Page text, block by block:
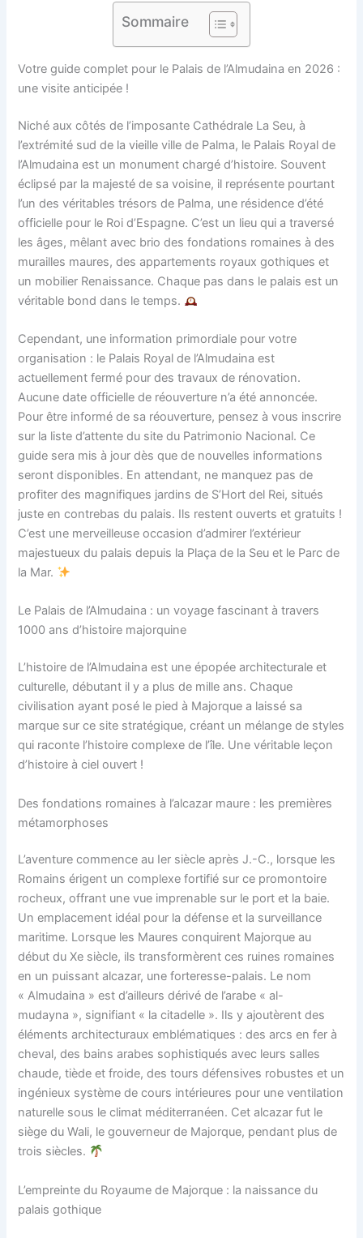
Sommaire
Votre guide complet pour le Palais de l’Almudaina en 2026 :
une visite anticipée !
Niché aux côtés de l’imposante Cathédrale La Seu, à
l’extrémité sud de la vieille ville de Palma, le Palais Royal de
l’Almudaina est un monument chargé d’histoire. Souvent
éclipsé par la majesté de sa voisine, il représente pourtant
l’un des véritables trésors de Palma, une résidence d’été
officielle pour le Roi d’Espagne. C’est un lieu qui a traversé
les âges, mêlant avec brio des fondations romaines à des
murailles maures, des appartements royaux gothiques et
un mobilier Renaissance. Chaque pas dans le palais est un
véritable bond dans le temps.
Cependant, une information primordiale pour votre
organisation : le Palais Royal de l’Almudaina est
actuellement fermé pour des travaux de rénovation.
Aucune date officielle de réouverture n’a été annoncée.
Pour être informé de sa réouverture, pensez à vous inscrire
sur la liste d’attente du site du Patrimonio Nacional. Ce
guide sera mis à jour dès que de nouvelles informations
seront disponibles. En attendant, ne manquez pas de
profiter des magnifiques jardins de S’Hort del Rei, situés
juste en contrebas du palais. Ils restent ouverts et gratuits !
C’est une merveilleuse occasion d’admirer l’extérieur
majestueux du palais depuis la Plaça de la Seu et le Parc de
la Mar.
Le Palais de l’Almudaina : un voyage fascinant à travers
1000 ans d’histoire majorquine
L’histoire de l’Almudaina est une épopée architecturale et
culturelle, débutant il y a plus de mille ans. Chaque
civilisation ayant posé le pied à Majorque a laissé sa
marque sur ce site stratégique, créant un mélange de styles
qui raconte l’histoire complexe de l’île. Une véritable leçon
d’histoire à ciel ouvert !
Des fondations romaines à l’alcazar maure : les premières
métamorphoses
L’aventure commence au Ier siècle après J.-C., lorsque les
Romains érigent un complexe fortifié sur ce promontoire
rocheux, offrant une vue imprenable sur le port et la baie.
Un emplacement idéal pour la défense et la surveillance
maritime. Lorsque les Maures conquirent Majorque au
début du Xe siècle, ils transformèrent ces ruines romaines
en un puissant alcazar, une forteresse-palais. Le nom
« Almudaina » est d’ailleurs dérivé de l’arabe « al-
mudayna », signifiant « la citadelle ». Ils y ajoutèrent des
éléments architecturaux emblématiques : des arcs en fer à
cheval, des bains arabes sophistiqués avec leurs salles
chaude, tiède et froide, des tours défensives robustes et un
ingénieux système de cours intérieures pour une ventilation
naturelle sous le climat méditerranéen. Cet alcazar fut le
siège du Wali, le gouverneur de Majorque, pendant plus de
trois siècles.
L’empreinte du Royaume de Majorque : la naissance du
palais gothique